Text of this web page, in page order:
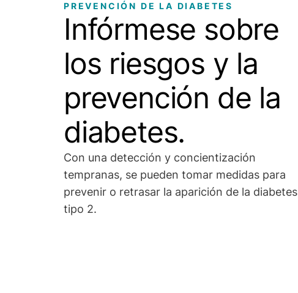
PREVENCIÓN DE LA DIABETES
Infórmese sobre
los riesgos y la
prevención de la
diabetes.
Con una detección y concientización
tempranas, se pueden tomar medidas para
prevenir o retrasar la aparición de la diabetes
tipo 2.